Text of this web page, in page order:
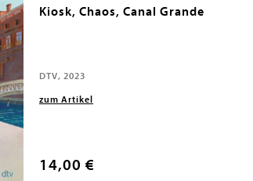
Kiosk, Chaos, Canal Grande
DTV, 2023
zum Artikel
14,00 €